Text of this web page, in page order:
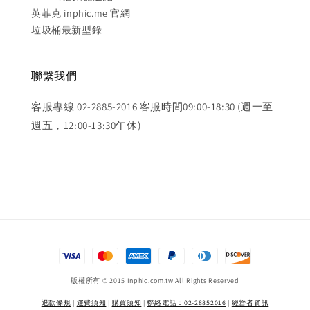
英菲克 inphic.me 官網
垃圾桶最新型錄
聯繫我們
客服專線 02-2885-2016 客服時間09:00-18:30 (週一至
週五，12:00-13:30午休)
版權所有 © 2015 Inphic.com.tw All Rights Reserved
退款條規 | 運費須知 | 購買須知 |聯絡電話：02-28852016 | 經營者資訊